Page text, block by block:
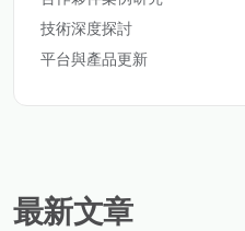
技術深度探討
平台與產品更新
最新文章